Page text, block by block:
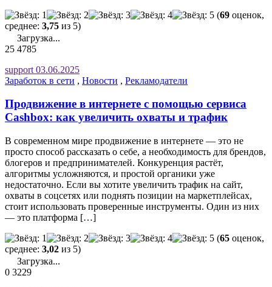
(69 оценок,
среднее: 3,75 из 5)
Загрузка...
25 4785
support 03.06.2025
Заработок в сети , Новости , Рекламодатели
Продвижение в интернете с помощью сервиса
Cashbox: как увеличить охваты и трафик
В современном мире продвижение в интернете — это не
просто способ рассказать о себе, а необходимость для брендов,
блогеров и предпринимателей. Конкуренция растёт,
алгоритмы усложняются, и простой органики уже
недостаточно. Если вы хотите увеличить трафик на сайт,
охваты в соцсетях или поднять позиции на маркетплейсах,
стоит использовать проверенные инструменты. Один из них
— это платформа […]
(65 оценок,
среднее: 3,02 из 5)
Загрузка...
0 3229